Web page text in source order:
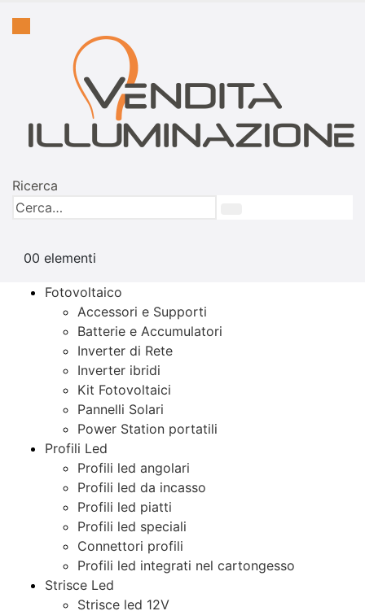
Ricerca
00 elementi
Fotovoltaico
Accessori e Supporti
Batterie e Accumulatori
Inverter di Rete
Inverter ibridi
Kit Fotovoltaici
Pannelli Solari
Power Station portatili
Profili Led
Profili led angolari
Profili led da incasso
Profili led piatti
Profili led speciali
Connettori profili
Profili led integrati nel cartongesso
Strisce Led
Strisce led 12V